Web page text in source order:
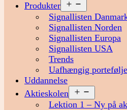
Produkter
menu
Signallisten
Signallisten Norden
Signallisten Europa
Signallisten USA
Trends
Uafhængig
Uddannelse
Aktieskolen
menu
Lektion 1 – Ny på